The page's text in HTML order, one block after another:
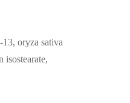
oryza sativa
isostearate,